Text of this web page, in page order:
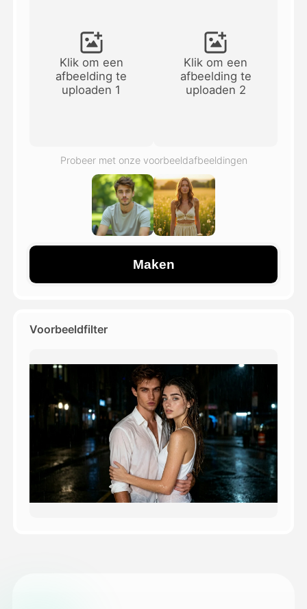
AI Video
Foto van AI
Bekijk alle sjablonen
Blog
Klik om een
afbeelding te
uploaden 1
Klik om een
afbeelding te
uploaden 2
Probeer met onze voorbeeldafbeeldingen
Maken
Voorbeeldfilter